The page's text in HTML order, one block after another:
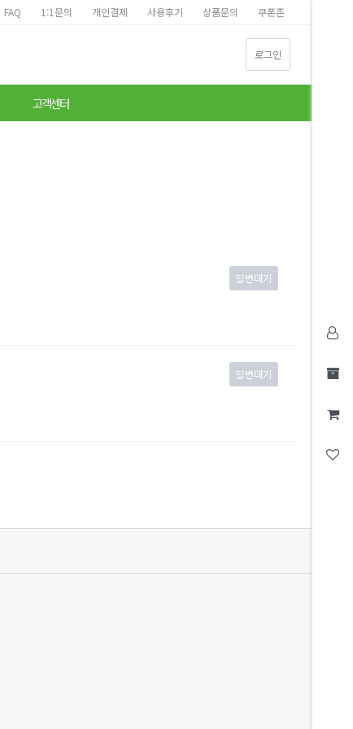
FAQ 1:1문의 개인결제 사용후기 상품문의 쿠폰존
로그인
고객센터
답변대기
답변대기